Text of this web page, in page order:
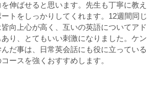
伸ばせると思います。先生も丁寧に教え
トをしっかりしてくれます。12週間同じ
向上心が高く、互いの英語についてアド
り、とてもいい刺激になりました。ケン
だ事は、日常英会話にも役に立っている
ースを強くおすすめします。